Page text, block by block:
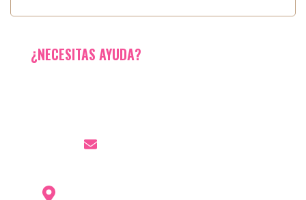
¿NECESITAS AYUDA?